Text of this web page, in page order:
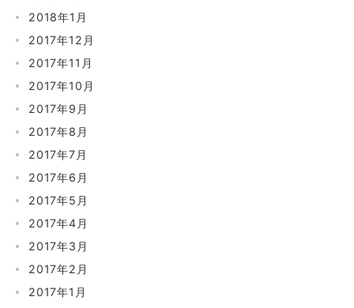
2018年1月
2017年12月
2017年11月
2017年10月
2017年9月
2017年8月
2017年7月
2017年6月
2017年5月
2017年4月
2017年3月
2017年2月
2017年1月